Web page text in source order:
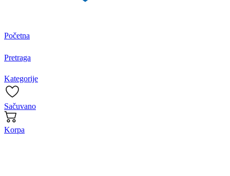
Početna
Pretraga
Kategorije
Sačuvano
Korpa